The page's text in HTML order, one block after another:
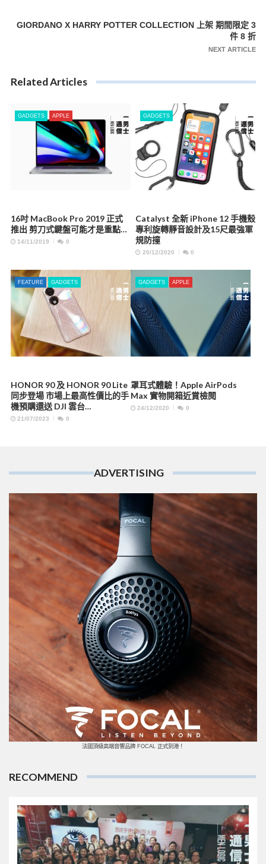
覽
GIORDANO X HARRY POTTER COLLECTION 上架 期間限定 3
件 8 折
NEXT ARTICLE
Related Articles
GADGETS APPLE
16吋 MacBook Pro 2019 正式
推出 剪刀式鍵盤可能才是重點…
14/11/2019 0
GADGETS
Catalyst 全新 iPhone 12 手機殼
專利旋轉靜音設計及15尺最強軍
規防撞
20/12/2020 0
FEATURE GADGETS
HONOR 90 及 HONOR 90 Lite
同步登場 市場上最高性價比的手
機預購還送 DJI 雲台…
21/07/2023 0
GADGETS APPLE
罩耳式體驗！Apple AirPods
Max 實物開箱近賞檢閱
24/12/2020 0
ADVERTISING
法國頂級高端音響品牌 FOCAL 正式到港！
RECOMMEND